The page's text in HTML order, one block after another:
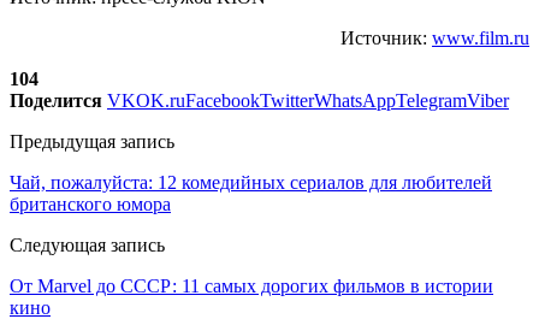
Источник: www.film.ru
104
Поделится VKOK.ruFacebookTwitterWhatsAppTelegramViber
Предыдущая запись
Чай, пожалуйста: 12 комедийных сериалов для любителей
британского юмора
Следующая запись
От Marvel до СССР: 11 самых дорогих фильмов в истории
кино